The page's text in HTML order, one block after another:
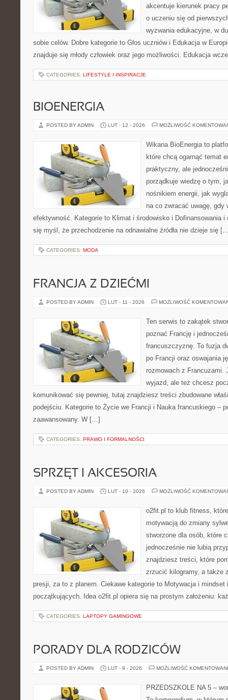
akcentuje kierunek pracy
o uczeniu się od
wyzwania edukacyjne, w
sobie celów. Dobre kategorie to Głos uczniów i Edukacja w
znajduje się młody człowiek oraz jego możliwości. Edukacja
CATEGORIES: LIFESTYLE I INSPIRACJE
BIOENERGIA
POSTED BY ADMIN LUT - 12 - 2026 MOŻLIWOŚĆ
Wikana BioEnergia to
które chcą ogarnąć temat
praktyczny, ale
porządkuje wiedzę o tym,
nośnikiem energii, jak
na co zwracać uwagę, gdy
efektywność. Kategorie to Klimat i środowisko i Dofinansowania i
się myśl, że przechodzenie na odnawialne źródła nie dzieje się
CATEGORIES: MODA
FRANCJA Z DZIEĆMI
POSTED BY ADMIN LUT - 11 - 2026 MOŻLIWOŚĆ
Ten serwis to zakątek
poznać Francję i
francuszczyznę. To fuzja
po Francji oraz oswajania
rozmowach z Francuzami.
wyjazd, ale też chcesz
komunikować się pewniej, tutaj znajdziesz treści zbudowane
podejściu. Kategorie to Życie we Francji i Nauka francuskiego –
zaawansowany. W […]
CATEGORIES: PRAWO I FORMALNOŚCI
SPRZĘT I AKCESORIA
POSTED BY ADMIN LUT - 10 - 2026 MOŻLIWOŚĆ
o2fit.pl to klub fitness,
motywacją do zmiany
stworzone dla osób, które
jednocześnie nie lubią
znajdziesz treści, które
zrzucić kilogramy, a także
presji, za to z planem. Ciekawe kategorie to Motywacja i mindset
początkujących. Idea o2fit.pl opiera się na prostym założeniu:
CATEGORIES: LAPTOPY GAMINGOWE
PORADY DLA RODZICÓW
POSTED BY ADMIN LUT - 9 - 2026 MOŻLIWOŚĆ
PRZEDSZKOLE NA 5 –